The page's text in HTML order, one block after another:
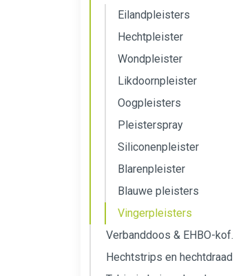
Eilandpleisters
Hechtpleister
Wondpleister
Likdoornpleister
Oogpleisters
Pleisterspray
Siliconenpleister
Blarenpleister
Blauwe pleisters
Vingerpleisters
Hechtstrips en hechtdraad